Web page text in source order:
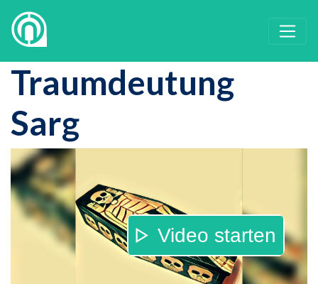
Traumdeutung
Sarg
Video starten